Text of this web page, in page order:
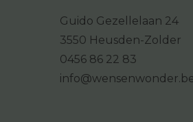
Guido Gezellelaan 24
3550 Heusden-Zolder
0456 86 22 83